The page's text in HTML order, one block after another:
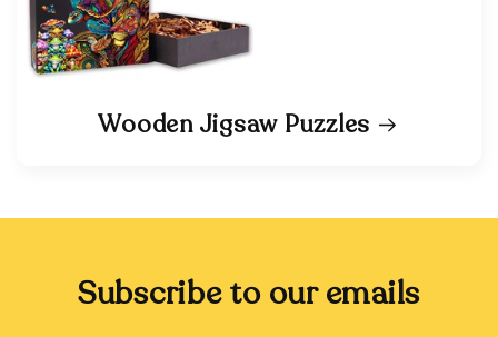
Wooden Jigsaw Puzzles
Subscribe to our emails